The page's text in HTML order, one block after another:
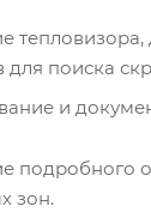
для поиска
и
подробного
зон.